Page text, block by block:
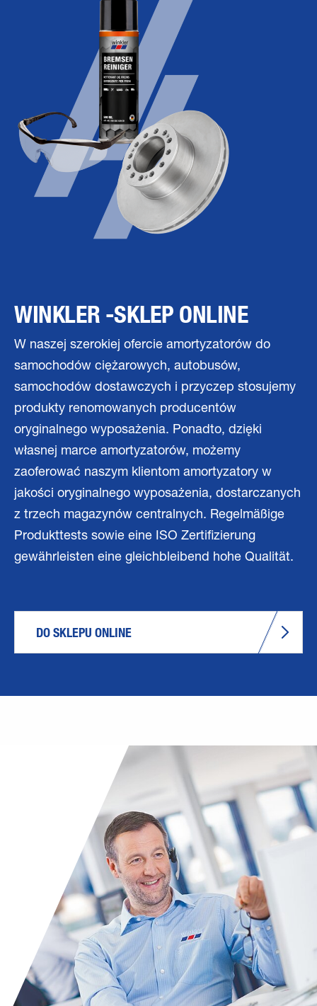
WINKLER -SKLEP ONLINE
W naszej szerokiej ofercie amortyzatorów do
samochodów ciężarowych, autobusów,
samochodów dostawczych i przyczep stosujemy
produkty renomowanych producentów
oryginalnego wyposażenia. Ponadto, dzięki
własnej marce amortyzatorów, możemy
zaoferować naszym klientom amortyzatory w
jakości oryginalnego wyposażenia, dostarczanych
z trzech magazynów centralnych. Regelmäßige
Produkttests sowie eine ISO Zertifizierung
gewährleisten eine gleichbleibend hohe Qualität.
DO SKLEPU ONLINE